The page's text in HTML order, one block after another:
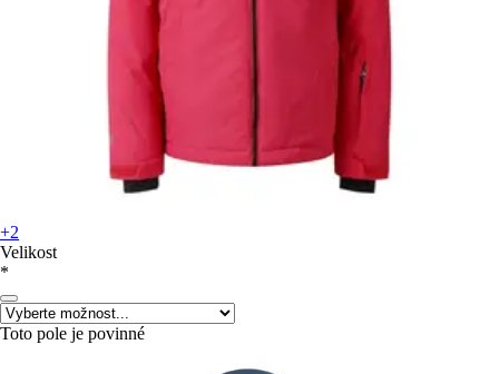
+2
Velikost
*
Toto pole je povinné